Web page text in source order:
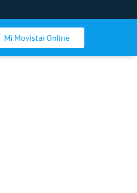
Mi Movistar Online